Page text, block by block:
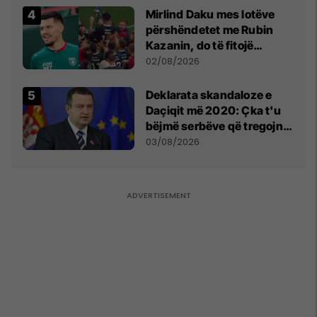
Mirlind Daku mes lotëve
përshëndetet me Rubin
Kazanin, do të fitojë
miliona te Spartak Moska
02/08/2026
​Deklarata skandaloze e
Daçiqit më 2020: Çka t'u
bëjmë serbëve që tregojnë
ku janë varrosur shqiptarët
03/08/2026